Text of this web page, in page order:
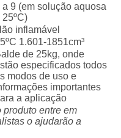
a 9 (em solução aquosa
25ºC)
inflamável
1.601-1851cm³
de 25kg, onde
especificados todos
modos de uso e
importantes
a aplicação
entre em
o ajudarão a